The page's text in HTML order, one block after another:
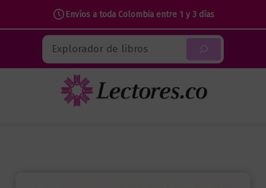
Envíos a toda Colombia entre 1 y 3 días
contenido
Buscar